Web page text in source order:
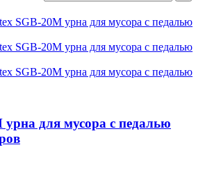
урна для мусора с педалью